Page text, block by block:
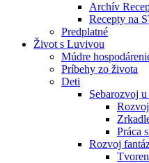
Archív
Recepty na
Predplatné
Život s Luvivou
Múdre
Príbehy zo života
Deti
Sebarozvoj
Práca
Rozvoj